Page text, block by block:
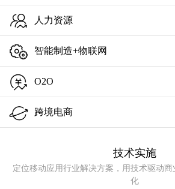
人力资源
智能制造+物联网
O2O
跨境电商
技术实施
定位移动应用行业解决方案，用技术驱动
化